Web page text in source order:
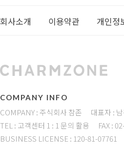
회사소개 이용약관 개인정
COMPANY INFO
COMPANY : 주식회사 참존 대표자 :
TEL : 고객센터 1 : 1 문의 활용
FAX :
BUSINESS LICENSE : 120-81-07761